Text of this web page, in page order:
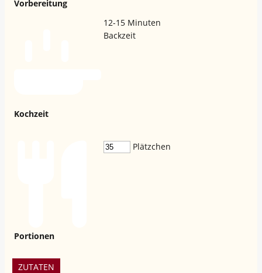
Vorbereitung
Kochzeit
12-15 Minuten
Backzeit
Portionen
Plätzchen
ZUTATEN